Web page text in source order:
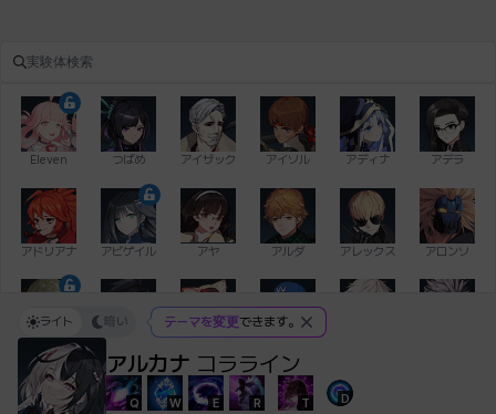
Eleven つばめ アイザック アイソル アディナ アデラ
アドリアナ アビゲイル アヤ アルダ アレックス アロンソ
イアン イレム ウィリアム
アルカナ コラライン
Q W E R T D
ライト 暗い テーマを変更できます。